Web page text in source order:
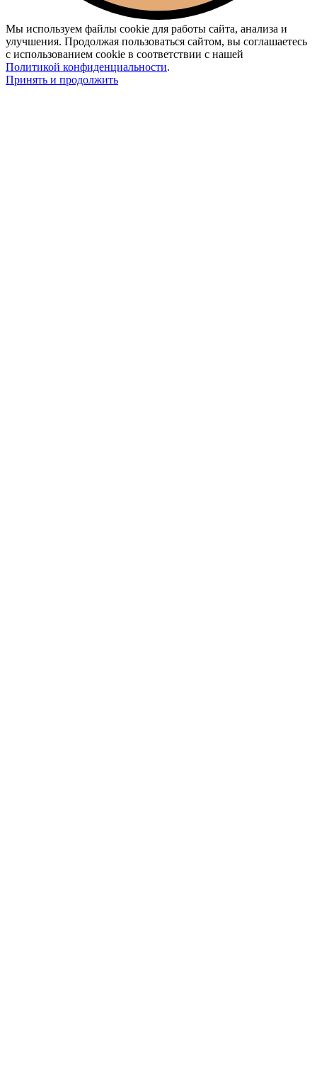
Мы используем файлы cookie для работы сайта, анализа и
улучшения. Продолжая пользоваться сайтом, вы соглашаетесь
с использованием cookie в соответствии с нашей
Политикой конфиденциальности.
Принять и продолжить